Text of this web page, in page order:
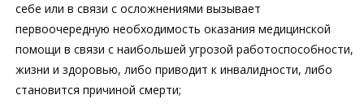
себе или в связи с осложнениями вызывает
первоочередную необходимость оказания медицинской
помощи в связи с наибольшей угрозой работоспособности,
жизни и здоровью, либо приводит к инвалидности, либо
становится причиной смерти;